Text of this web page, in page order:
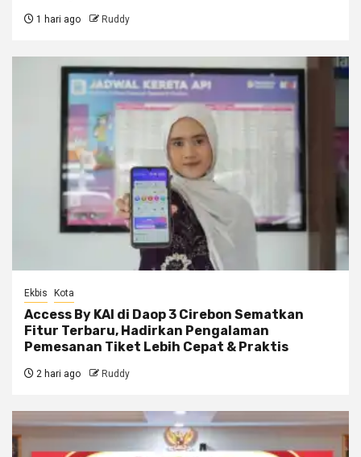
1 hari ago Ruddy
Ekbis Kota
Access By KAI di Daop 3 Cirebon Sematkan
Fitur Terbaru, Hadirkan Pengalaman
Pemesanan Tiket Lebih Cepat & Praktis
2 hari ago Ruddy